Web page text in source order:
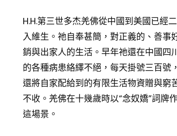
H.H.第三世多杰羌佛從中國到美國已經
入維生。祂自奉甚簡，對正義的、善事
銷與出家人的生活。早年祂還在中國四
的各種病患絡繹不絕，每天掛號三百號
還將自家配給到的有限生活物資贈與窮
不收。羌佛在十幾歲時以“念奴嬌”詞牌
這場景。